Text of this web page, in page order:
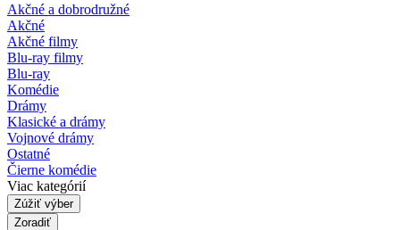
Akčné a dobrodružné
Akčné
Akčné filmy
Blu-ray filmy
Blu-ray
Komédie
Drámy
Klasické a drámy
Vojnové drámy
Ostatné
Čierne komédie
Viac kategórií
Zúžiť výber
Zoradiť